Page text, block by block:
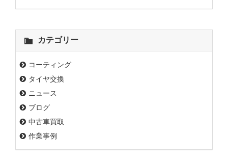
カテゴリー
コーティング
タイヤ交換
ニュース
ブログ
中古車買取
作業事例